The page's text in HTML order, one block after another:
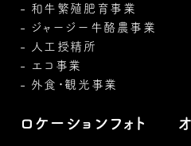
和牛繁殖肥育事業
ジャージー牛酪農事業
人工授精所
エコ事業
外食・観光事業
ロケーションフォト